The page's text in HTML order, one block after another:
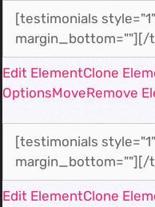
Edit ElementClone
OptionsMoveRemove
Edit ElementClone